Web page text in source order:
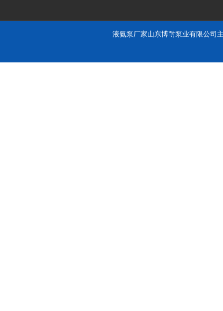
液氨泵厂家山东博耐泵业有限公司